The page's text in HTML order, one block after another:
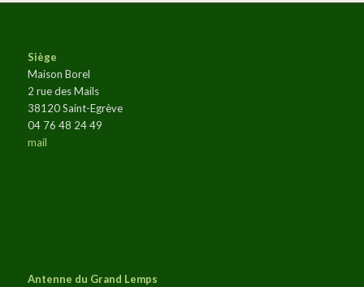
Siège
Maison Borel
2 rue des Mails
38120 Saint-Egrève
04 76 48 24 49
mail
Antenne du Grand Lemps